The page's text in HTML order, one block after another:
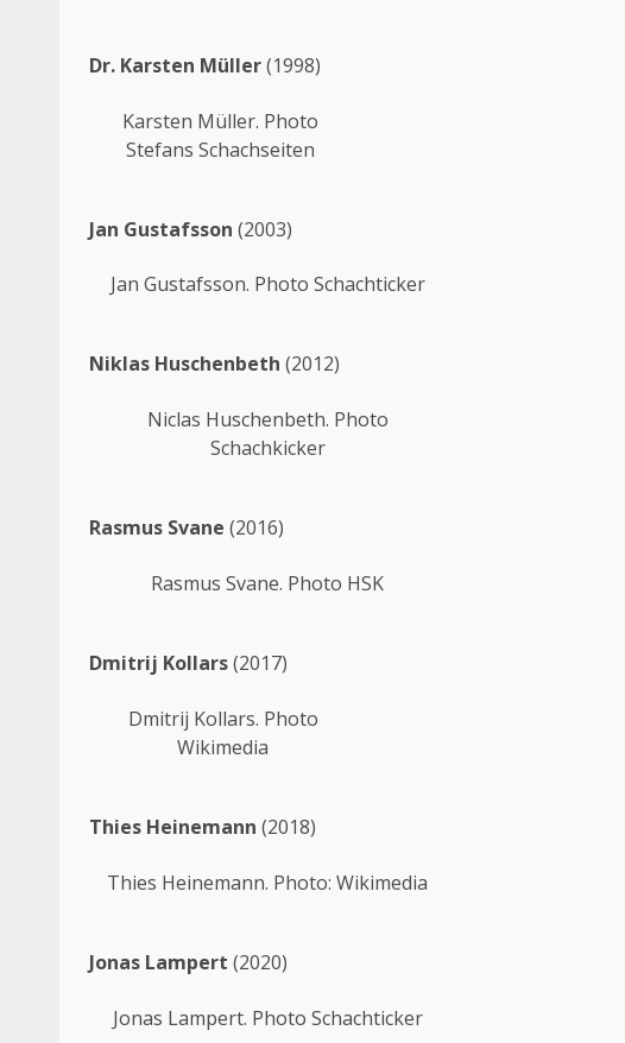
Dr. Karsten Müller(1998)
Karsten Müller. Photo
Stefans Schachseiten
Jan Gustafsson (2003)
Jan Gustafsson. Photo Schachticker
Niklas Huschenbeth (2012)
Niclas Huschenbeth. Photo
Schachkicker
Rasmus Svane (2016)
Rasmus Svane. Photo HSK
Dmitrij Kollars(2017)
Dmitrij Kollars. Photo
Wikimedia
Thies Heinemann (2018)
Thies Heinemann. Photo: Wikimedia
Jonas Lampert (2020)
Jonas Lampert. Photo Schachticker